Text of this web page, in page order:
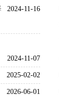
2024-11-16
2024-11-07
2025-02-02
2026-06-01